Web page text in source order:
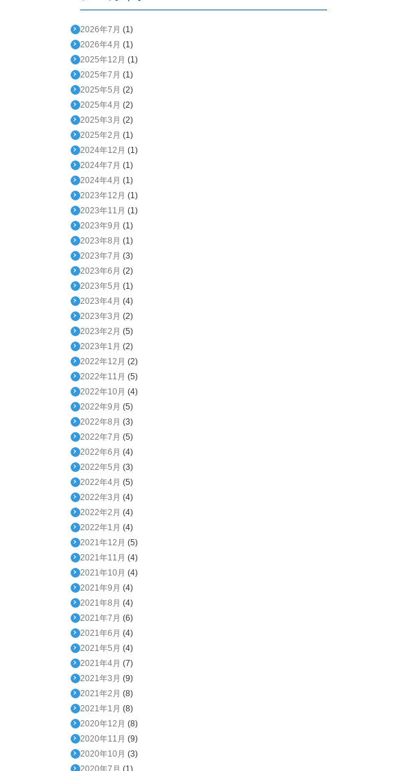
2026年7月 (1)
2026年4月 (1)
2025年12月 (1)
2025年7月 (1)
2025年5月 (2)
2025年4月 (2)
2025年3月 (2)
2025年2月 (1)
2024年12月 (1)
2024年7月 (1)
2024年4月 (1)
2023年12月 (1)
2023年11月 (1)
2023年9月 (1)
2023年8月 (1)
2023年7月 (3)
2023年6月 (2)
2023年5月 (1)
2023年4月 (4)
2023年3月 (2)
2023年2月 (5)
2023年1月 (2)
2022年12月 (2)
2022年11月 (5)
2022年10月 (4)
2022年9月 (5)
2022年8月 (3)
2022年7月 (5)
2022年6月 (4)
2022年5月 (3)
2022年4月 (5)
2022年3月 (4)
2022年2月 (4)
2022年1月 (4)
2021年12月 (5)
2021年11月 (4)
2021年10月 (4)
2021年9月 (4)
2021年8月 (4)
2021年7月 (6)
2021年6月 (4)
2021年5月 (4)
2021年4月 (7)
2021年3月 (9)
2021年2月 (8)
2021年1月 (8)
2020年12月 (8)
2020年11月 (9)
2020年10月 (3)
2020年7月 (1)